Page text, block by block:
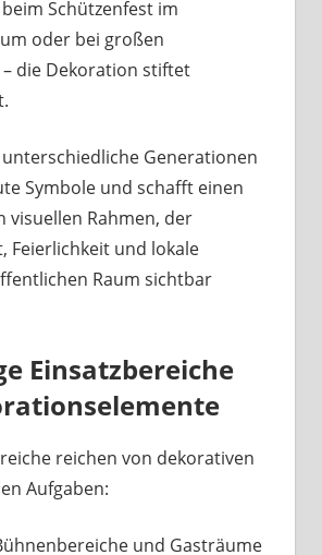
Schützenfest im
oder bei großen
die Dekoration stiftet
Generationen
Symbole und schafft einen
visuellen Rahmen, der
Feierlichkeit und lokale
Raum sichtbar
Einsatzbereiche
reichen von dekorativen
Aufgaben:
und Gasträume